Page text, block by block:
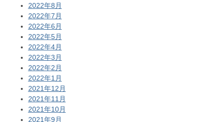
2022年8月
2022年7月
2022年6月
2022年5月
2022年4月
2022年3月
2022年2月
2022年1月
2021年12月
2021年11月
2021年10月
2021年9月